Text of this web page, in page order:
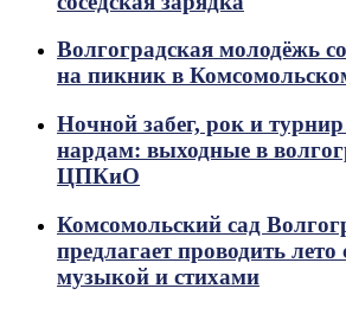
Волгоградская молодёжь
на пикник в
Ночной забег, рок и
нардам: выходные в
ЦПКиО
Комсомольский сад
предлагает проводить лето
музыкой и стихами